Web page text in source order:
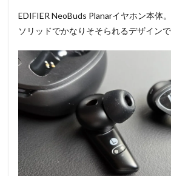
EDIFIER NeoBuds Planarイヤホン本体
ソリッドでかなりそそられるデザインで